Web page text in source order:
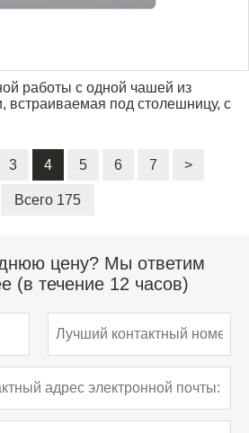
работы с одной чашей из
встраиваемая под столешницу, с
3 4 5 6 7 >
Всего 175
цену? Мы ответим
(в течение 12 часов)